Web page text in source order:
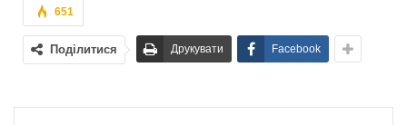
651
Поділитися Друкувати Facebook